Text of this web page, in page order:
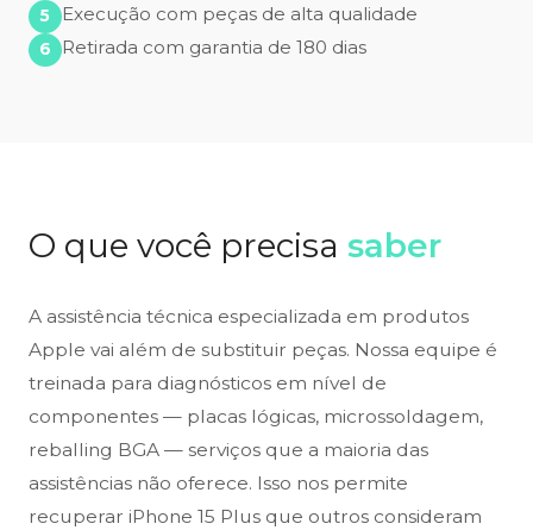
Execução com peças de alta qualidade
Retirada com garantia de 180 dias
O que você precisa saber
A assistência técnica especializada em produtos
Apple vai além de substituir peças. Nossa equipe é
treinada para diagnósticos em nível de
componentes — placas lógicas, microssoldagem,
reballing BGA — serviços que a maioria das
assistências não oferece. Isso nos permite
recuperar iPhone 15 Plus que outros consideram